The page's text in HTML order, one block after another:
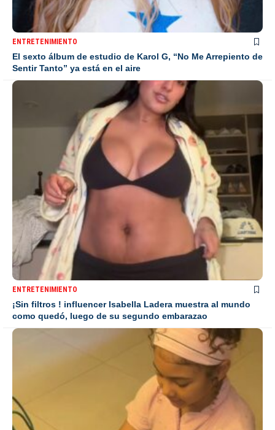
ENTRETENIMIENTO
El sexto álbum de estudio de Karol G, “No Me Arrepiento de
Sentir Tanto” ya está en el aire
ENTRETENIMIENTO
¡Sin filtros ! influencer Isabella Ladera muestra al mundo
como quedó, luego de su segundo embarazao